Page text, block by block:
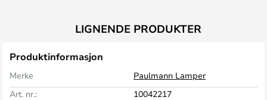
LIGNENDE PRODUKTER
Produktinformasjon
Merke
Paulmann Lamper
Art. nr.:
10042217